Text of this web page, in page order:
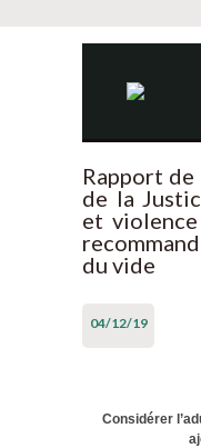
Rapport de
de la
et
du vide
04/12/19
Considérer